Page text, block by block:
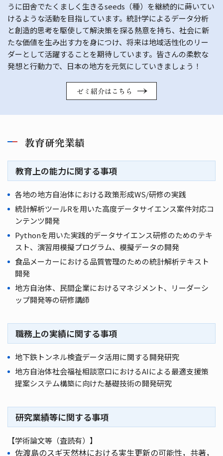
うに田舎でたくましく生きるseeds（種）を継続的に蒔いてい
けるような活動を目指しています。統計学によるデータ分析
と創造的思考を駆使して解決策を探る熱意を持ち、社会に新
たな価値を生み出す力を身につけ、将来は地域活性化のリー
ダーとして活躍することを期待しています。皆さんの柔軟な
発想と行動力で、日本の地方を元気にしていきましょう！
ゼミ紹介はこちら
教育研究業績
教育上の能力に関する事項
各地の地方自治体における政策形成WS/研修の実践
統計解析ツールRを用いた高度データサイエンス案件対応コ
ンテンツ開発
Pythonを用いた実践的データサイエンス研修のためのテキ
スト、演習用模擬プログラム、模擬データの開発
食品メーカーにおける品質管理のための統計解析テキスト
開発
地方自治体、民間企業におけるマネジメント、リーダーシ
ップ開発等の研修講師
職務上の実績に関する事項
地下鉄トンネル検査データ活用に関する開発研究
地方自治体社会福祉相談窓口におけるAIによる最適支援策
提案システム構築に向けた基礎技術の開発研究
研究業績等に関する事項
【学術論文等（査読有）】
佐渡島のスギ天然林における実生更新の可能性，共著，